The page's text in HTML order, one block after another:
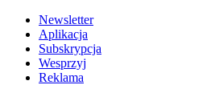
Newsletter
Aplikacja
Subskrypcja
Wesprzyj
Reklama